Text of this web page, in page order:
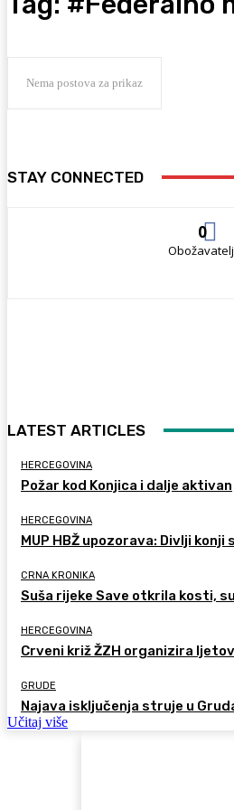
Nema postova za prikaz
STAY CONNECTED
0
LATEST ARTICLES
HERCEGOVINA
Požar kod Konjica i dalje aktivan
HERCEGOVINA
MUP HBŽ upozorava: Divlji
CRNA KRONIKA
Suša rijeke Save otkrila kosti,
HERCEGOVINA
Crveni križ ŽZH organizira
GRUDE
Najava isključenja struje u
Učitaj više